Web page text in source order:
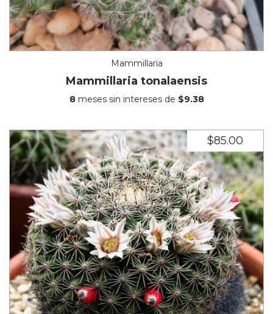
Mammillaria
Mammillaria tonalaensis
8meses sin intereses de $9.38
$85.00